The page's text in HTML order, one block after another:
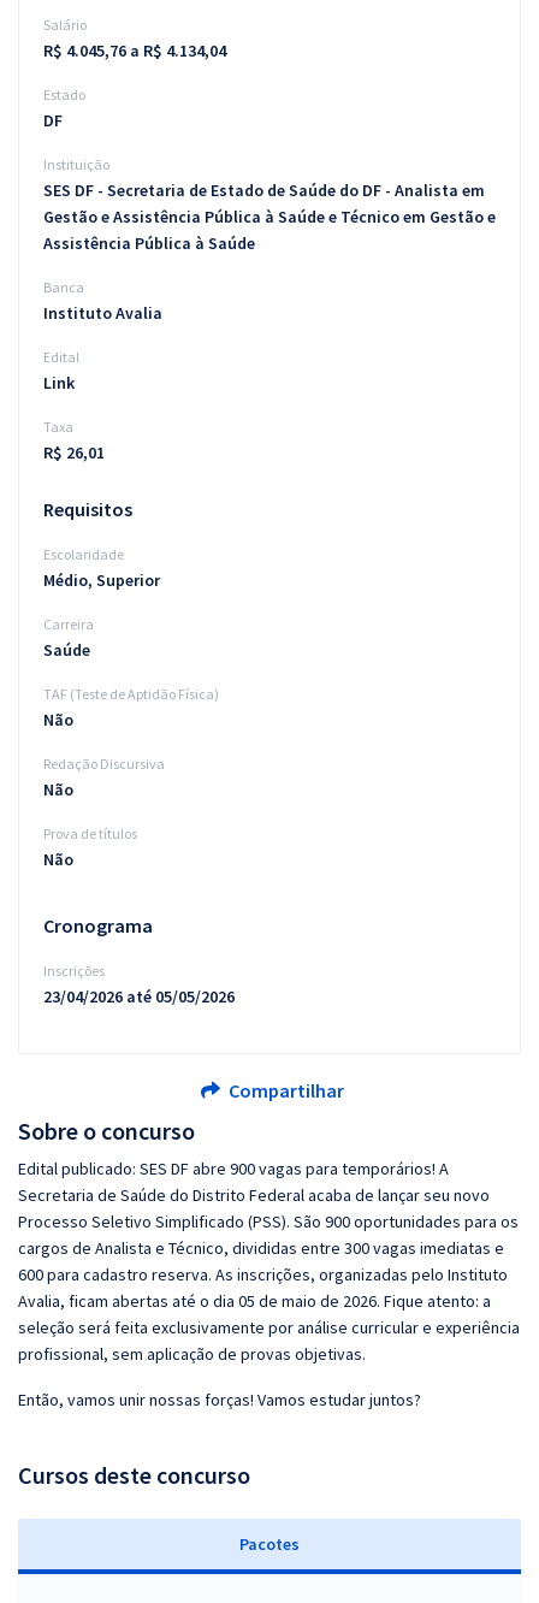
Sobre o concurso
Edital publicado: SES DF abre 900 vagas para temporários! A
Secretaria de Saúde do Distrito Federal acaba de lançar seu novo
Processo Seletivo Simplificado (PSS). São 900 oportunidades para os
cargos de Analista e Técnico, divididas entre 300 vagas imediatas e
600 para cadastro reserva. As inscrições, organizadas pelo Instituto
Avalia, ficam abertas até o dia 05 de maio de 2026. Fique atento: a
seleção será feita exclusivamente por análise curricular e experiência
profissional, sem aplicação de provas objetivas.
Então, vamos unir nossas forças! Vamos estudar juntos?
Cursos deste concurso
Pacotes
Salário
R$ 4.045,76 a R$ 4.134,04
Estado
DF
Instituição
SES DF - Secretaria de Estado de Saúde do DF - Analista em
Gestão e Assistência Pública à Saúde e Técnico em Gestão e
Assistência Pública à Saúde
Banca
Instituto Avalia
Edital
Link
Taxa
R$ 26,01
Requisitos
Escolaridade
Médio, Superior
Carreira
Saúde
TAF (Teste de Aptidão Física)
Não
Redação Discursiva
Não
Prova de títulos
Não
Cronograma
Inscrições
23/04/2026 até 05/05/2026
Compartilhar